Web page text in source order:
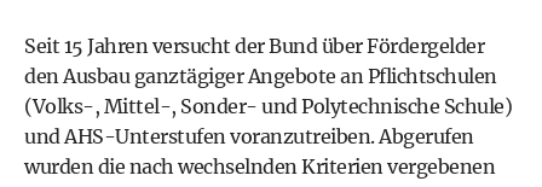
Seit 15 Jahren versucht der Bund über Fördergelder
den Ausbau ganztägiger Angebote an Pflichtschulen
(Volks-, Mittel-, Sonder- und Polytechnische Schule)
und AHS-Unterstufen voranzutreiben. Abgerufen
wurden die nach wechselnden Kriterien vergebenen